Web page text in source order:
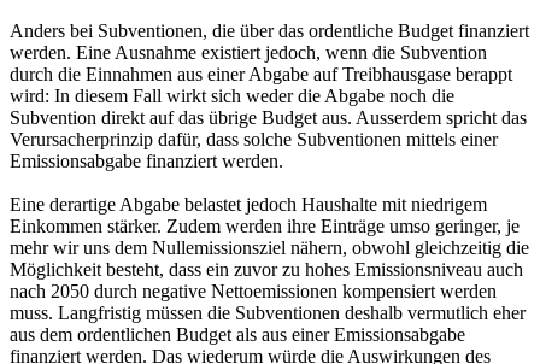
Anders bei Subventionen, die über das ordentliche Budget finanziert
werden. Eine Ausnahme existiert jedoch, wenn die Subvention
durch die Einnahmen aus einer Abgabe auf Treibhausgase berappt
wird: In diesem Fall wirkt sich weder die Abgabe noch die
Subvention direkt auf das übrige Budget aus. Ausserdem spricht das
Verursacherprinzip dafür, dass solche Subventionen mittels einer
Emissionsabgabe finanziert werden.
Eine derartige Abgabe belastet jedoch Haushalte mit niedrigem
Einkommen stärker. Zudem werden ihre Einträge umso geringer, je
mehr wir uns dem Nullemissionsziel nähern, obwohl gleichzeitig die
Möglichkeit besteht, dass ein zuvor zu hohes Emissionsniveau auch
nach 2050 durch negative Nettoemissionen kompensiert werden
muss. Langfristig müssen die Subventionen deshalb vermutlich eher
aus dem ordentlichen Budget als aus einer Emissionsabgabe
finanziert werden. Das wiederum würde die Auswirkungen des